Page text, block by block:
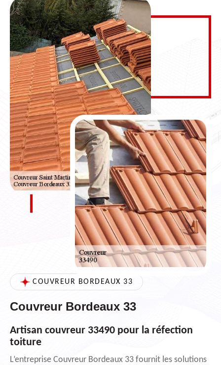
COUVREUR BORDEAUX 33
Couvreur Bordeaux 33
Artisan couvreur 33490 pour la réfection
toiture
L’entreprise Couvreur Bordeaux 33 fournit les solutions